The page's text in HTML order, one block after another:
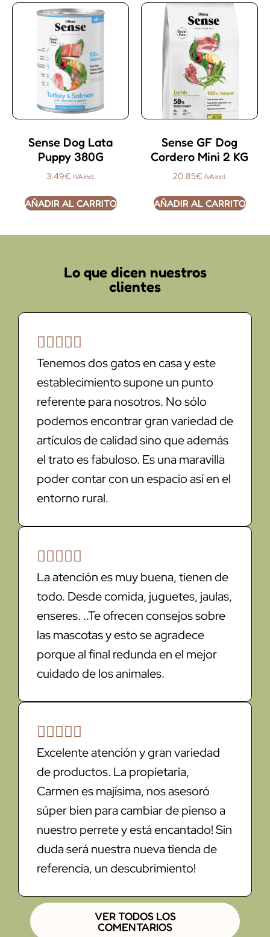
Sense Dog Lata
Puppy 380G
3.49€ IVA incl.
AÑADIR AL CARRITO
Sense GF Dog
Cordero Mini 2 KG
20.85€ IVA incl.
AÑADIR AL CARRITO
Lo que dicen nuestros
clientes

Tenemos dos gatos en casa y este
establecimiento supone un punto
referente para nosotros. No sólo
podemos encontrar gran variedad de
artículos de calidad sino que además
el trato es fabuloso. Es una maravilla
poder contar con un espacio así en el
entorno rural.

La atención es muy buena, tienen de
todo. Desde comida, juguetes, jaulas,
enseres. ..Te ofrecen consejos sobre
las mascotas y esto se agradece
porque al final redunda en el mejor
cuidado de los animales.

Excelente atención y gran variedad
de productos. La propietaria,
Carmen es majísima, nos asesoró
súper bien para cambiar de pienso a
nuestro perrete y está encantado! Sin
duda será nuestra nueva tienda de
referencia, un descubrimiento!
VER TODOS LOS
COMENTARIOS